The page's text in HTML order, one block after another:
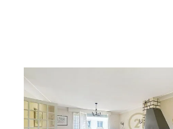
120 m
Ref : 3706